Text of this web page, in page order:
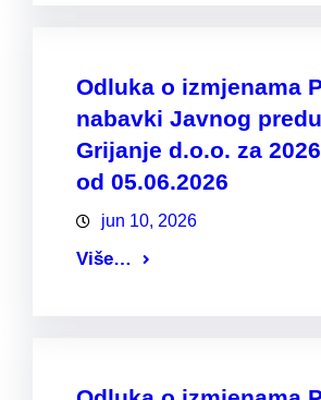
Odluka o izmjenama
nabavki Javnog
Grijanje d.o.o. za
od 05.06.2026
jun 10, 2026
Više…